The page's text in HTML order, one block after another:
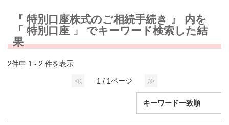
『 特別口座株式のご相続手続き 』 内を
「 特別口座 」 でキーワード検索した結
果
2件中 1 - 2 件を表示
≪ 1 / 1ページ ≫